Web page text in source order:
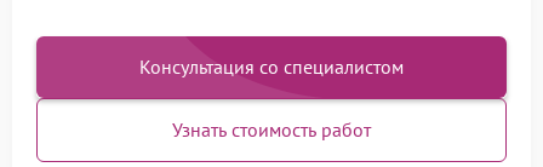
Консультация со специалистом
Узнать стоимость работ